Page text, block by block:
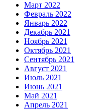
Март 2022
Февраль 2022
Январь 2022
Декабрь 2021
Ноябрь 2021
Октябрь 2021
Сентябрь 2021
Август 2021
Июль 2021
Июнь 2021
Май 2021
Апрель 2021